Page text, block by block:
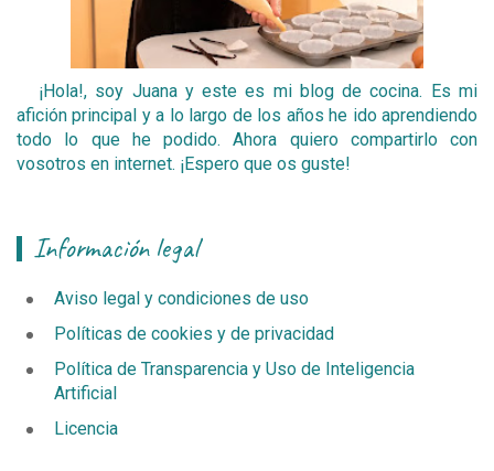
¡Hola!, soy Juana y este es mi blog de cocina. Es mi
afición principal y a lo largo de los años he ido aprendiendo
todo lo que he podido. Ahora quiero compartirlo con
vosotros en internet. ¡Espero que os guste!
Información legal
Aviso legal y condiciones de uso
Políticas de cookies y de privacidad
Política de Transparencia y Uso de Inteligencia
Artificial
Licencia